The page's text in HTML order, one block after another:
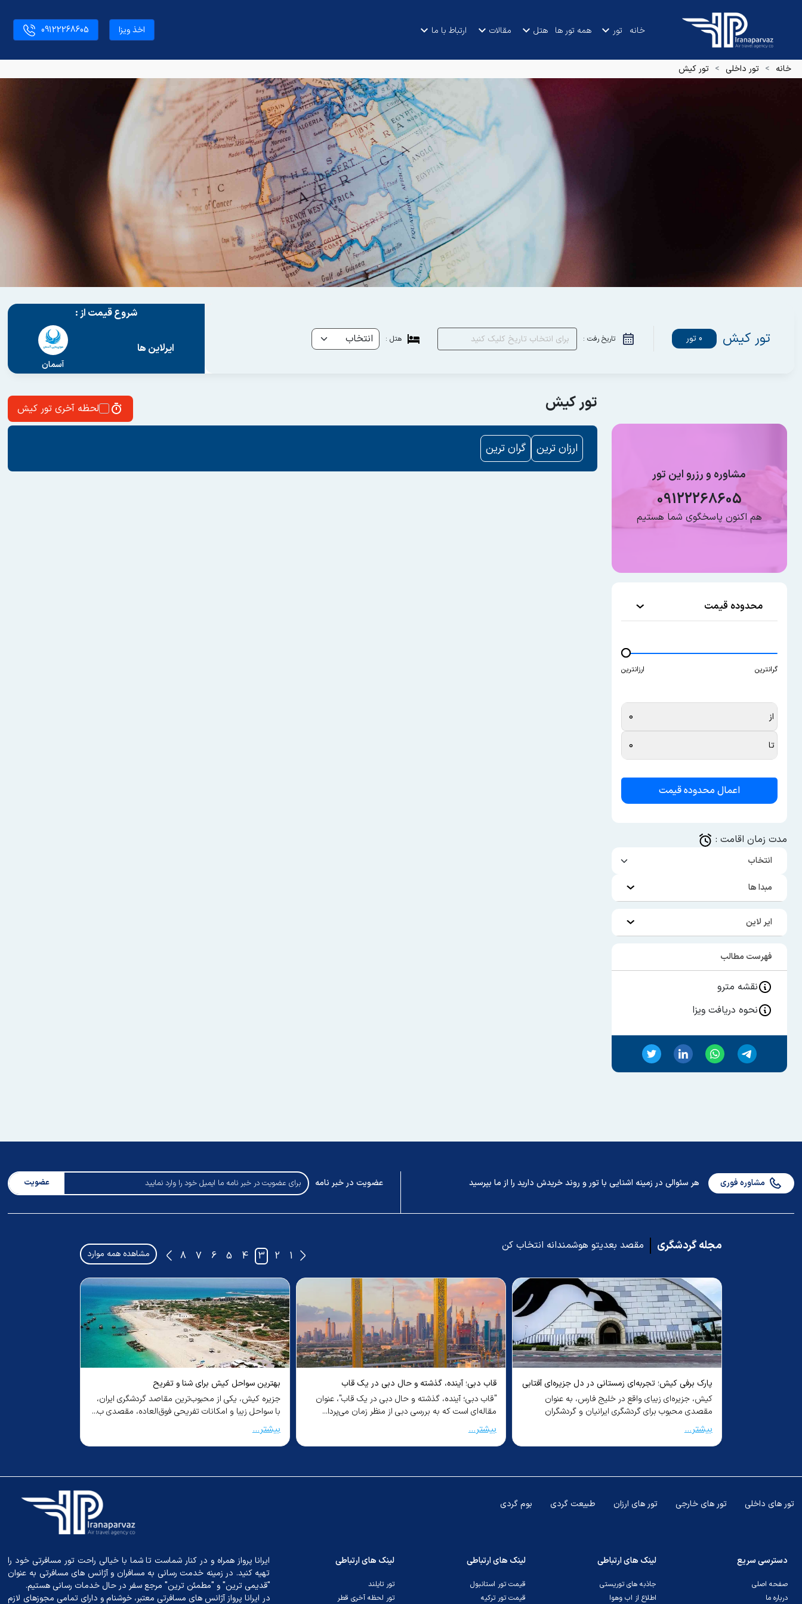
خانه تور همه تور ها هتل مقالات ارتباط با ما اخذ ویزا 09122268605
خانه تور داخلی تور کیش
تور کیش 0 تور تاریخ رفت : هتل :
شروع قیمت از :
ایرلاین ها
آسمان
مشاوره و رزرو این تور
09122268605
هم اکنون پاسخگوی شما هستیم
محدوده قیمت
گرانترین ارزانترین
از
تا
اعمال محدوده قیمت
مدت زمان اقامت :
مبدا ها
ایر لاین
فهرست مطالب
نقشه مترو
نحوه دریافت ویزا
تور کیش لحظه آخری تور کیش
ارزان ترین گران ترین
مشاوره فوری هر سئوالی در زمینه اشنایی با تور و روند خریدش دارید را از ما بپرسید عضویت در خبر نامه عضویت
مجله گردشگری مقصد بعدیتو هوشمندانه انتخاب کن
مشاهده همه موارد
قاب دبی؛ آینده، گذشته و حال دبی در یک قاب
"قاب دبی؛ آینده، گذشته و حال دبی در یک قاب"، عنوان
مقاله‌ای است که به بررسی دبی از منظر زمان می‌پردا...
بیشتر...
بهترین سواحل کیش برای شنا و تفریح
جزیره کیش، یکی از محبوب‌ترین مقاصد گردشگری ایران،
با سواحل زیبا و امکانات تفریحی فوق‌العاده، مقصدی ب...
بیشتر...
چگونه از قشم به کیش برویم؟ راهنمای جامع سفر بین دو
جزیره محبوب ایران
سفر از جزیره قشم به جزیره کیش، دو مقصد گردشگری
محبوب در خلیج فارس، تجربه‌ای منحصربه‌فرد است که
می‌تو...
بیشتر...
1
2
3
4
5
6
7
8
تور های داخلی تور های خارجی تور های ارزان طبیعت گردی بوم گردی
دسترسی سریع
صفحه اصلی
درباره ما
لینک های ارتباطی
جاذبه های توریستی
اطلاع از اب وهوا
لینک های ارتباطی
قیمت تور استانبول
قیمت تور ترکیه
لینک های ارتباطی
تور تایلند
تور لحظه آخری قطر
ایرانا پرواز همراه و در کنار شماست تا شما با خیالی راحت تور مسافرتی خود را
تهیه کنید. در زمینه خدمت رسانی به مسافران و آژانس‌ های مسافرتی به عنوان
"قدیمی ترین" و "مطمئن ترین" مرجع سفر در حال خدمات رسانی هستیم.
در ایرانا پرواز آژانس های مسافرتی معتبر، خوشنام و دارای تمامی مجوزهای لازم